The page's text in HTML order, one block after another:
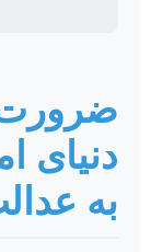
ضرورت
دنیای
به